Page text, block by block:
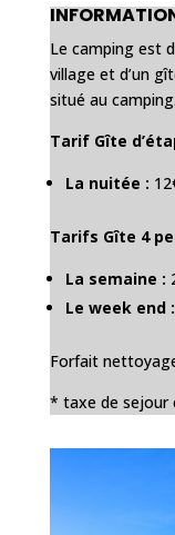
Le camping est
village et d’un
situé au camping.
Tarif Gîte
La nuitée :
Tarifs Gîte 4
La semaine :
Le week end :
Forfait
* taxe de sejour